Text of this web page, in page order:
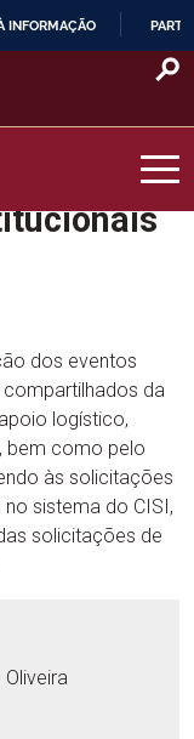
INFORMAÇÃO
dos eventos
da
logístico,
bem como pelo
às solicitações
sistema do CISI,
solicitações de